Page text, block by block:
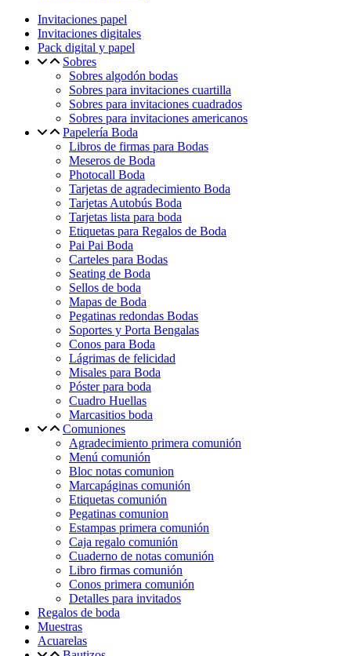
Invitaciones papel
Invitaciones digitales
Pack digital y papel
Sobres
Sobres algodón bodas
Sobres para invitaciones cuartilla
Sobres para invitaciones cuadrados
Sobres para invitaciones americanos
Papelería Boda
Libros de firmas para Bodas
Meseros de Boda
Photocall Boda
Tarjetas de agradecimiento Boda
Tarjetas Autobús Boda
Tarjetas lista para boda
Etiquetas para Regalos de Boda
Pai Pai Boda
Carteles para Bodas
Seating de Boda
Sellos de boda
Mapas de Boda
Pegatinas redondas Bodas
Soportes y Porta Bengalas
Conos para Boda
Lágrimas de felicidad
Misales para Boda
Póster para boda
Cuadro Huellas
Marcasitios boda
Comuniones
Agradecimiento primera comunión
Menú comunión
Bloc notas comunion
Marcapáginas comunión
Etiquetas comunión
Pegatinas comunion
Estampas primera comunión
Caja regalo comunión
Cuaderno de notas comunión
Libro firmas comunión
Conos primera comunión
Detalles para invitados
Regalos de boda
Muestras
Acuarelas